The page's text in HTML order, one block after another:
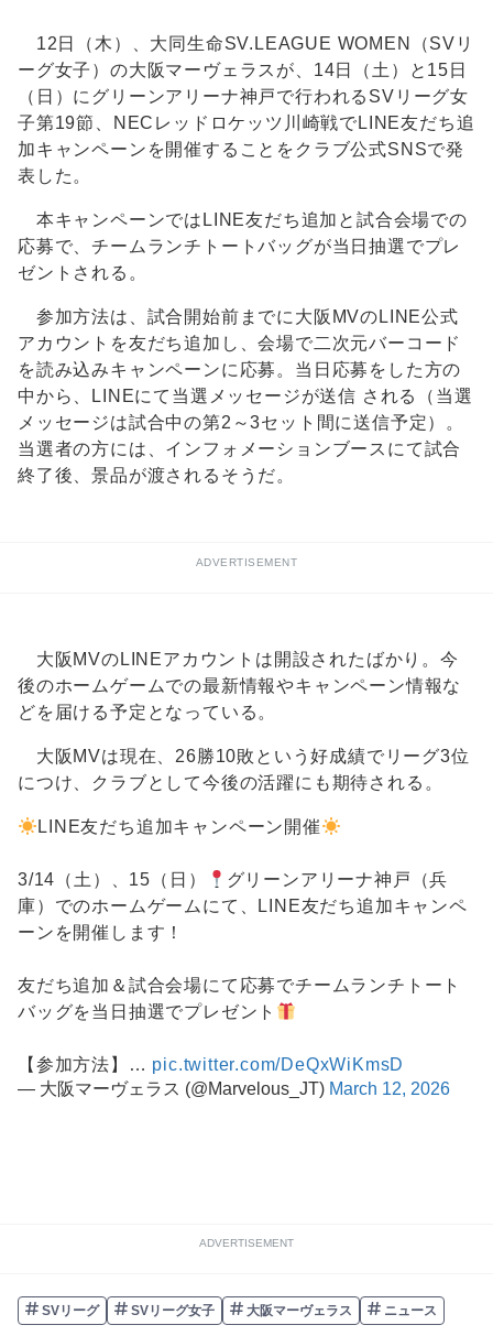
12日（木）、大同生命SV.LEAGUE WOMEN（SVリ
ーグ女子）の大阪マーヴェラスが、14日（土）と15日
（日）にグリーンアリーナ神戸で行われるSVリーグ女
子第19節、NECレッドロケッツ川崎戦でLINE友だち追
加キャンペーンを開催することをクラブ公式SNSで発
表した。
本キャンペーンではLINE友だち追加と試合会場での
応募で、チームランチトートバッグが当日抽選でプレ
ゼントされる。
参加方法は、試合開始前までに大阪MVのLINE公式
アカウントを友だち追加し、会場で二次元バーコード
を読み込みキャンペーンに応募。当日応募をした方の
中から、LINEにて当選メッセージが送信 される（当選
メッセージは試合中の第2～3セット間に送信予定）。
当選者の方には、インフォメーションブースにて試合
終了後、景品が渡されるそうだ。
ADVERTISEMENT
大阪MVのLINEアカウントは開設されたばかり。今
後のホームゲームでの最新情報やキャンペーン情報な
どを届ける予定となっている。
大阪MVは現在、26勝10敗という好成績でリーグ3位
につけ、クラブとして今後の活躍にも期待される。
LINE友だち追加キャンペーン開催
3/14（土）、15（日）
グリーンアリーナ神戸（兵
庫）でのホームゲームにて、LINE友だち追加キャンペ
ーンを開催します！
友だち追加＆試合会場にて応募でチームランチトート
バッグを当日抽選でプレゼント
【参加方法】… pic.twitter.com/DeQxWiKmsD
— 大阪マーヴェラス (@Marvelous_JT) March 12, 2026
ADVERTISEMENT
SVリーグ SVリーグ女子 大阪マーヴェラス ニュース